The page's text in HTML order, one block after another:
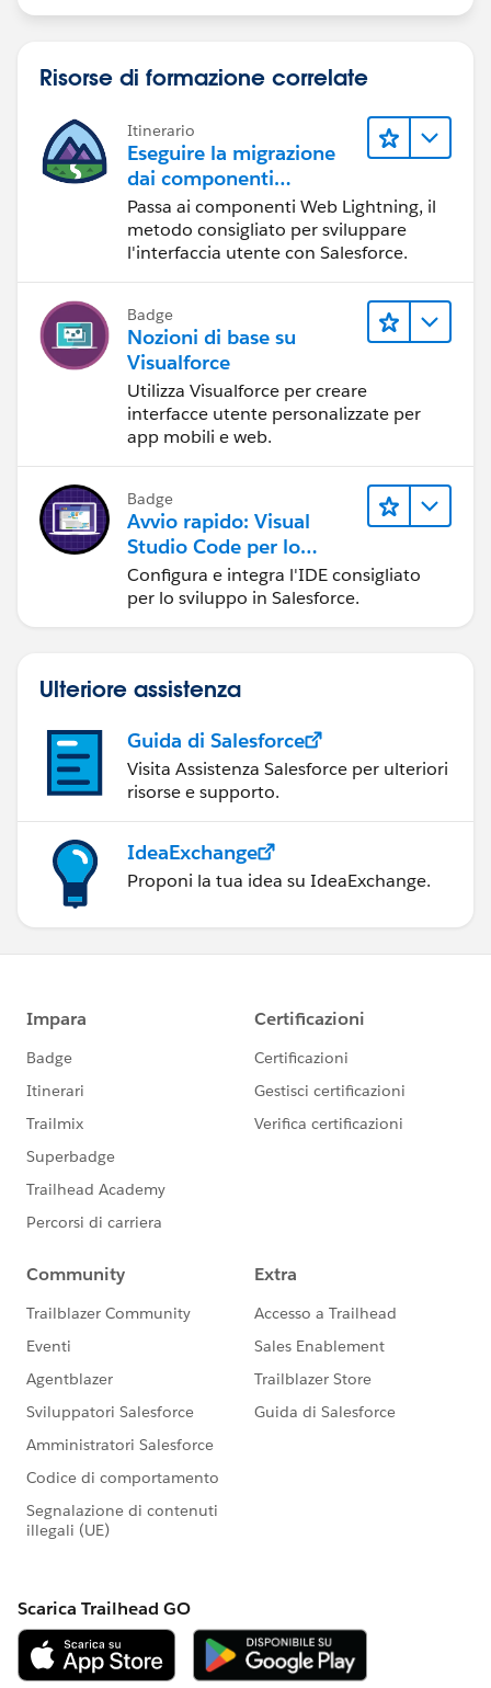
Risorse di formazione correlate
Itinerario
Eseguire la migrazione
dai componenti
Visualforce ai
componenti Web
Lightning
Passa ai componenti Web Lightning, il
metodo consigliato per sviluppare
l'interfaccia utente con Salesforce.
Badge
Nozioni di base su
Visualforce
Utilizza Visualforce per creare
interfacce utente personalizzate per
app mobili e web.
Badge
Avvio rapido: Visual
Studio Code per lo
sviluppo in Salesforce
Configura e integra l'IDE consigliato
per lo sviluppo in Salesforce.
Ulteriore assistenza
Guida di Salesforce
Visita Assistenza Salesforce per ulteriori
risorse e supporto.
IdeaExchange
Proponi la tua idea su IdeaExchange.